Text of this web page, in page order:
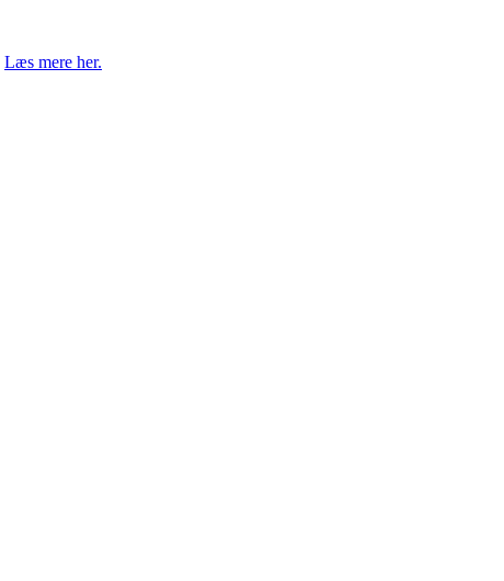
Læs mere her.